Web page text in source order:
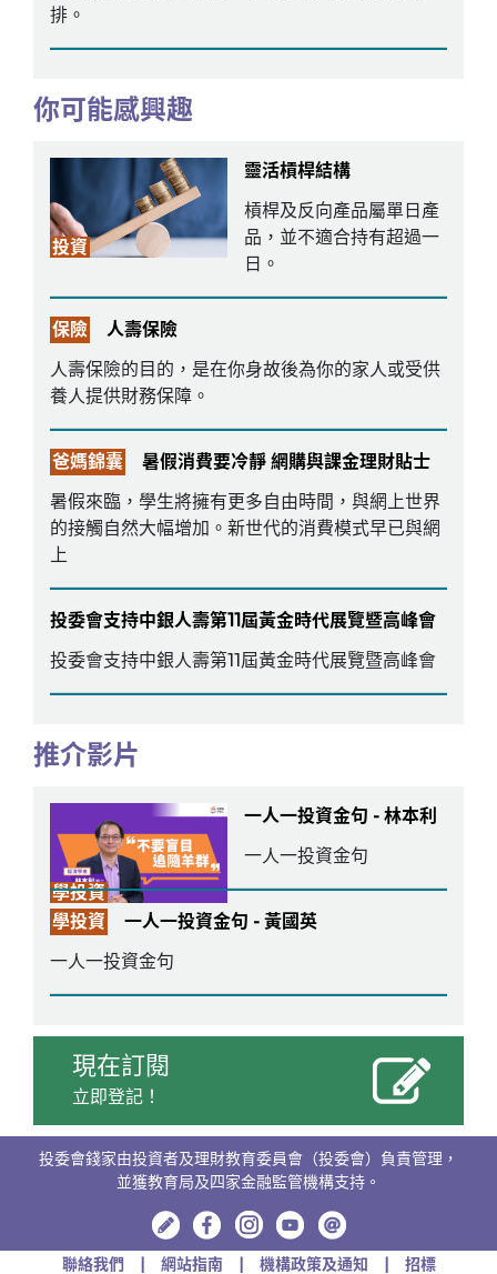
排。
你可能感興趣
投資
靈活槓桿結構
槓桿及反向產品屬單日產
品，並不適合持有超過一
日。
保險
人壽保險
人壽保險的目的，是在你身故後為你的家人或受供
養人提供財務保障。
爸媽錦囊
暑假消費要冷靜 網購與課金理財貼士
暑假來臨，學生將擁有更多自由時間，與網上世界
的接觸自然大幅增加。新世代的消費模式早已與網
上
投委會支持中銀人壽第11屆黃金時代展覽暨高峰會
投委會支持中銀人壽第11屆黃金時代展覽暨高峰會
推介影片
學投資
一人一投資金句 - 林本利
一人一投資金句
學投資
一人一投資金句 - 黃國英
一人一投資金句
現在訂閱
立即登記！
投委會錢家由投資者及理財教育委員會（投委會）負責管理，
並獲教育局及四家金融監管機構支持。
聯絡我們 網站指南 機構政策及通知 招標